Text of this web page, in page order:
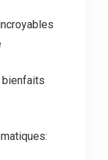
bienfaits